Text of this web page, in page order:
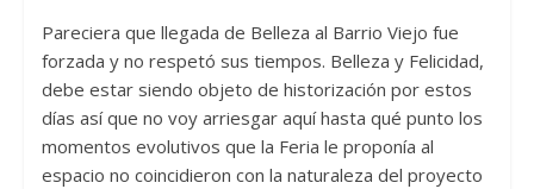
Pareciera que llegada de Belleza al Barrio Viejo fue
forzada y no respetó sus tiempos. Belleza y Felicidad,
debe estar siendo objeto de historización por estos
días así que no voy arriesgar aquí hasta qué punto los
momentos evolutivos que la Feria le proponía al
espacio no coincidieron con la naturaleza del proyecto